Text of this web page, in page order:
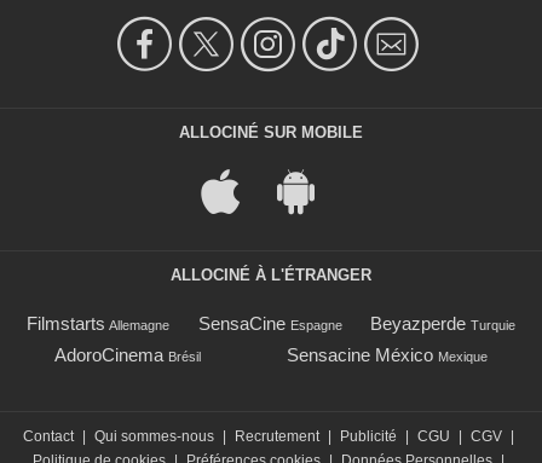
ALLOCINÉ SUR MOBILE
ALLOCINÉ À L'ÉTRANGER
Filmstarts Allemagne SensaCine Espagne Beyazperde Turquie
AdoroCinema Brésil Sensacine México Mexique
Contact Qui sommes-nous Recrutement Publicité CGU CGV